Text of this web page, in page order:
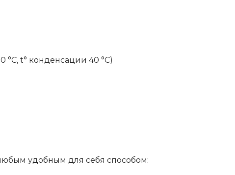
°С, t° конденсации 40 °С)
удобным для себя способом: